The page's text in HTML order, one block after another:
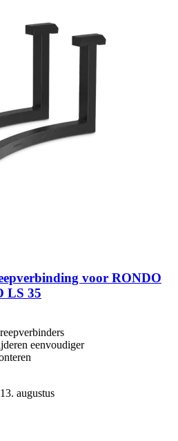
voor RONDO
LS 35
eenvoudiger
augustus